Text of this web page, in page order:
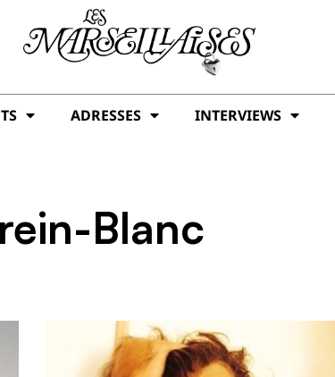
ADRESSES INTERVIEWS
Blanc